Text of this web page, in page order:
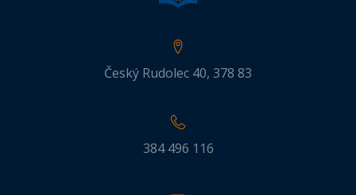
Český Rudolec 40, 378 83
384 496 116